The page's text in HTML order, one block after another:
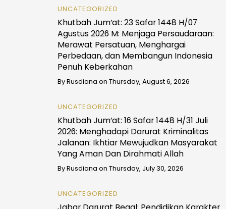
UNCATEGORIZED
Khutbah Jum’at: 23 Safar 1448 H/07
Agustus 2026 M: Menjaga Persaudaraan:
Merawat Persatuan, Menghargai
Perbedaan, dan Membangun Indonesia
Penuh Keberkahan
ByRusdiana on Thursday, August 6, 2026
UNCATEGORIZED
Khutbah Jum’at: 16 Safar 1448 H/31 Juli
2026: Menghadapi Darurat Kriminalitas
Jalanan: Ikhtiar Mewujudkan Masyarakat
Yang Aman Dan Dirahmati Allah
ByRusdiana on Thursday, July 30, 2026
UNCATEGORIZED